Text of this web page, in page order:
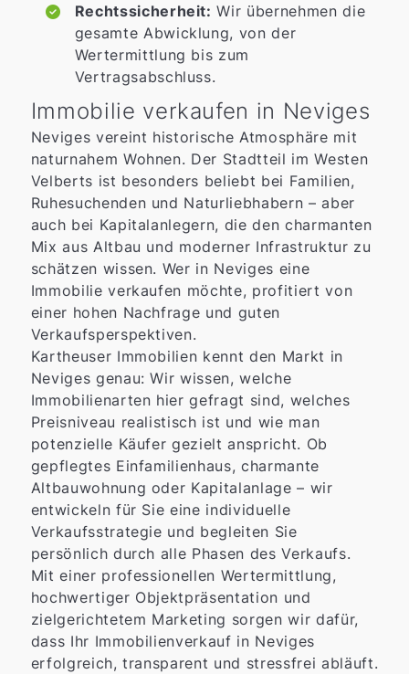
Rechtssicherheit: Wir übernehmen die
gesamte Abwicklung, von der
Wertermittlung bis zum
Vertragsabschluss.
Immobilie verkaufen in Neviges
Neviges vereint historische Atmosphäre mit
naturnahem Wohnen. Der Stadtteil im Westen
Velberts ist besonders beliebt bei Familien,
Ruhesuchenden und Naturliebhabern – aber
auch bei Kapitalanlegern, die den charmanten
Mix aus Altbau und moderner Infrastruktur zu
schätzen wissen. Wer in Neviges eine
Immobilie verkaufen möchte, profitiert von
einer hohen Nachfrage und guten
Verkaufsperspektiven.
Kartheuser Immobilien kennt den Markt in
Neviges genau: Wir wissen, welche
Immobilienarten hier gefragt sind, welches
Preisniveau realistisch ist und wie man
potenzielle Käufer gezielt anspricht. Ob
gepflegtes Einfamilienhaus, charmante
Altbauwohnung oder Kapitalanlage – wir
entwickeln für Sie eine individuelle
Verkaufsstrategie und begleiten Sie
persönlich durch alle Phasen des Verkaufs.
Mit einer professionellen Wertermittlung,
hochwertiger Objektpräsentation und
zielgerichtetem Marketing sorgen wir dafür,
dass Ihr Immobilienverkauf in Neviges
erfolgreich, transparent und stressfrei abläuft.